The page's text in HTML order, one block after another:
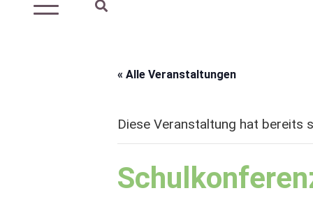
« Alle Veranstaltungen
Diese Veranstaltung hat bereits